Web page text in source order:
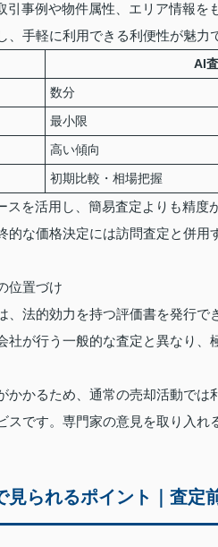
引事例や物件属性、エリア情報
、手軽に利用できる利便性が魅力
AI
数分
最小限
高い傾向
初期比較・相場把握
スを活用し、簡易査定よりも精
的な価格決定には訪問査定と併
位置づけ
、法的効力を持つ評価書を発行
社が行う一般的な査定と異なり
かかるため、通常の売却活動で
スです。専門家の意見を取り入れ
見られるポイント｜査定